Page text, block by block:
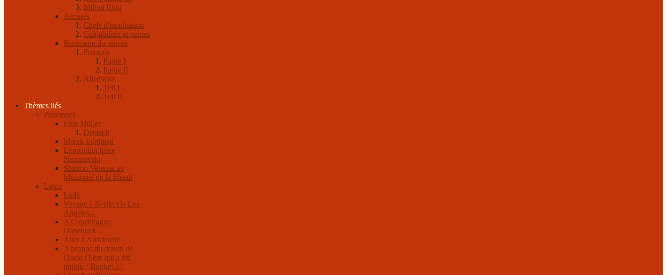
Milton Buki
Accusés
Chefs d'inculpation
Culpabilités et peines
Sommaire du procès
Français
Partie I
Partie II
Allemand
Teil I
Teil II
Thèmes liés
Personnes
Filip Müller
Deutsch
Marek Edelman
Exposition Irène
Nemirovski
Shlomo Venezia au
Mémorial de la Shoah
Lieux
Łódź
Voyage à Berlin via Los
Angeles...
A Copenhague,
Danemark...
Aller à Auschwitz
A propos du dessin de
David Olère qui a été
intitulé "Bunker 2"